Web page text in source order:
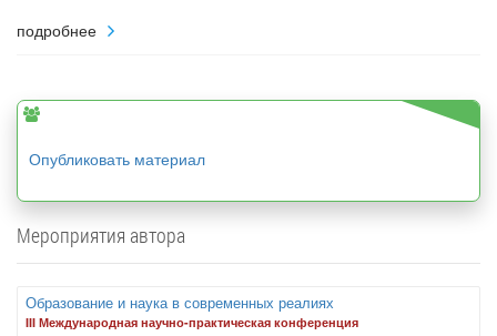
подробнее
Опубликовать материал
Мероприятия автора
Образование и наука в современных реалиях
III Международная научно-практическая конференция